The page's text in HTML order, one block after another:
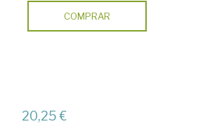
COMPRAR
20,25 €